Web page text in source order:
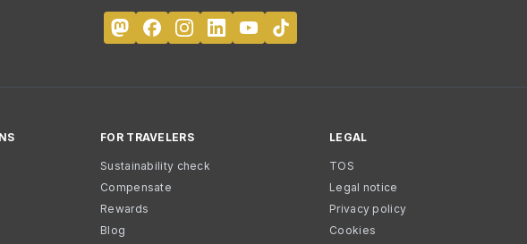
FOR TRAVELERS
Sustainability check
Compensate
Rewards
Blog
LEGAL
TOS
Legal notice
Privacy policy
Cookies